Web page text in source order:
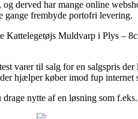
derved har mange online
gange frembyde portofri levering.
Muldvarp i Plys –
varer til salg for en salgspris
hjælper køber imod fup internet
nytte af en løsning som